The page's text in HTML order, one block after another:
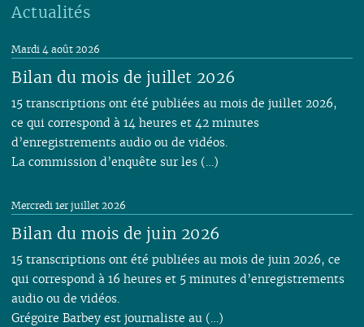
Actualités
Bilan du mois de juillet 2026
Mardi 4 août 2026
15 transcriptions ont été publiées au mois de juillet 2026,
ce qui correspond à 14 heures et 42 minutes
d’enregistrements audio ou de vidéos.
La commission d’enquête sur les (…)
Bilan du mois de juin 2026
Mercredi 1er juillet 2026
15 transcriptions ont été publiées au mois de juin 2026, ce
qui correspond à 16 heures et 5 minutes d’enregistrements
audio ou de vidéos.
Grégoire Barbey est journaliste au (…)